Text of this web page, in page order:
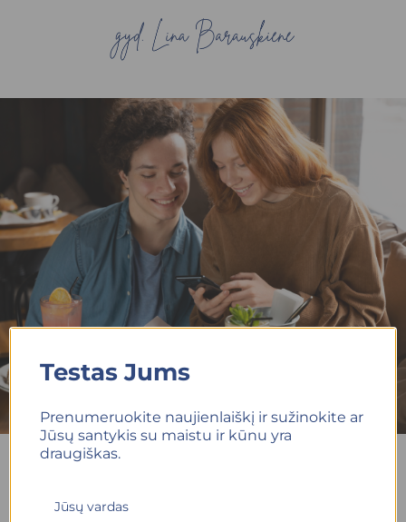
Išsilavinimas ir patirtis
Testas Jums
Prenumeruokite naujienlaiškį ir sužinokite ar
Jūsų santykis su maistu ir kūnu yra
draugiškas.